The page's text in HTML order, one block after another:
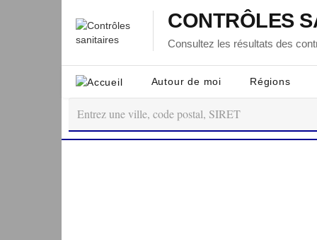
CONTRÔLES
Consultez les résultats des
Autour de moi Régions